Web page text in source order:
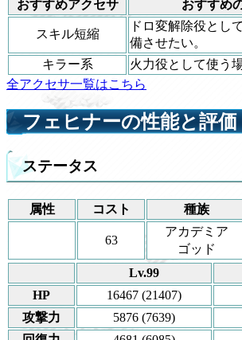
おすすめアクセサ おすすめ
スキル短縮
ドロ変解除役とし
備させたい。
キラー系
火力役として使う
全アクセサ一覧はこちら
フェヒナーの性能と評価
ステータス
属性 コスト 種族
63
アカデミア
ゴッド
Lv.99
HP
16467 (21407)
攻撃力
5876 (7639)